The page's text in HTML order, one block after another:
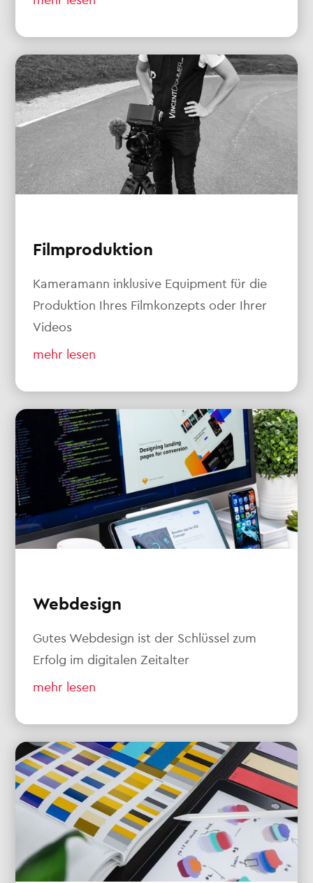
Filmproduktion
Kameramann inklusive Equipment für die
Produktion Ihres Filmkonzepts oder Ihrer
Videos
mehr lesen
Webdesign
Gutes Webdesign ist der Schlüssel zum
Erfolg im digitalen Zeitalter
mehr lesen